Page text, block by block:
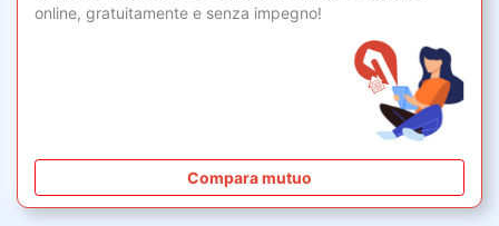
online, gratuitamente e senza impegno!
Compara mutuo